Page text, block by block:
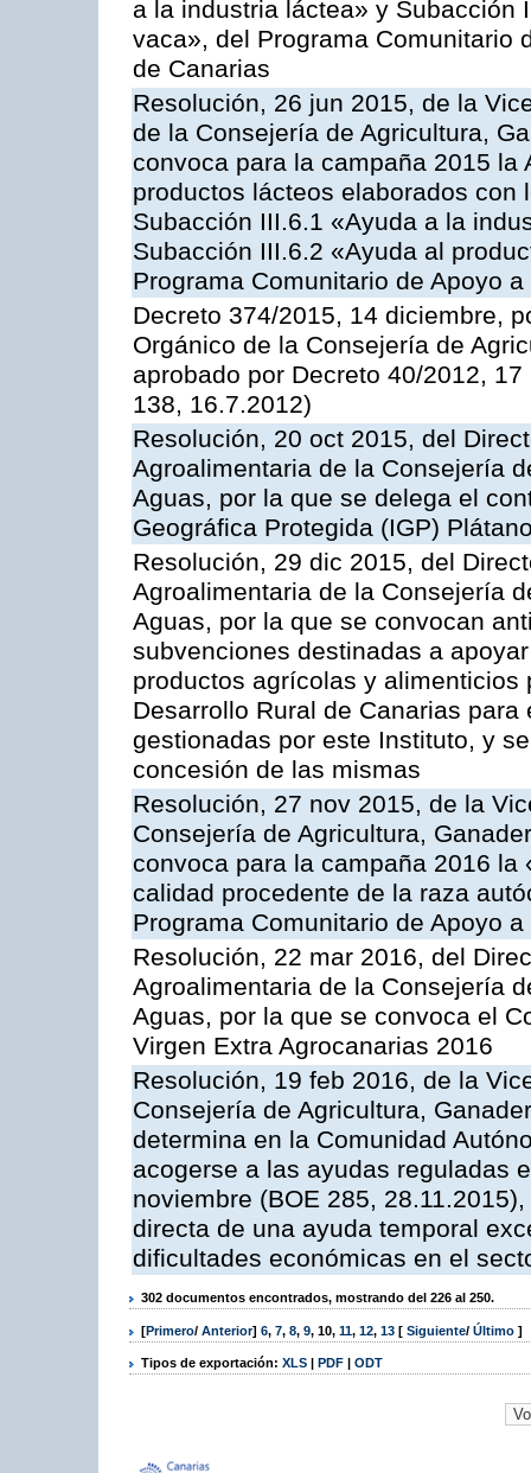
a la industria láctea» y Subacción
vaca», del Programa Comunitario
de Canarias
Resolución, 26 jun 2015, de la
de la Consejería de Agricultura,
convoca para la campaña 2015
productos lácteos elaborados
Subacción III.6.1 «Ayuda a la
Subacción III.6.2 «Ayuda al
Programa Comunitario de Apoyo
Decreto 374/2015, 14 diciembre,
Orgánico de la Consejería de
aprobado por Decreto 40/2012,
138, 16.7.2012)
Resolución, 20 oct 2015, del
Agroalimentaria de la Consejería
Aguas, por la que se delega el
Geográfica Protegida (IGP)
Resolución, 29 dic 2015, del
Agroalimentaria de la Consejería
Aguas, por la que se convocan
subvenciones destinadas a
productos agrícolas y
Desarrollo Rural de Canarias
gestionadas por este Instituto, y
concesión de las mismas
Resolución, 27 nov 2015, de la
Consejería de Agricultura,
convoca para la campaña 2016
calidad procedente de la raza
Programa Comunitario de Apoyo
Resolución, 22 mar 2016, del
Agroalimentaria de la Consejería
Aguas, por la que se convoca el
Virgen Extra Agrocanarias 2016
Resolución, 19 feb 2016, de la
Consejería de Agricultura,
determina en la Comunidad
acogerse a las ayudas reguladas
noviembre (BOE 285,
directa de una ayuda temporal
dificultades económicas en el
302 documentos encontrados, mostrando del 226 al 250.
[Primero/ Anterior] 6, 7, 8, 9, 10, 11, 12, 13 [ Siguiente/ Último ]
Tipos de exportación: XLS | PDF | ODT